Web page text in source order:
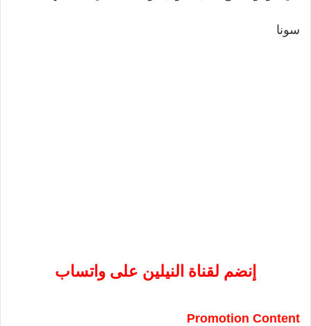
سونا
إنضم لقناة النيلين على واتساب
Promotion Content